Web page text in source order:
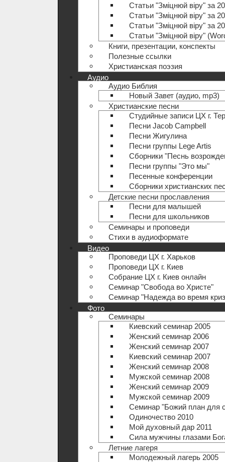
Статьи "Зміцнюй віру" за
Статьи "Зміцнюй віру" за
Статьи "Зміцнюй віру" за
Статьи "Зміцнюй віру"
Книги, презентации, конспекты
Полезные ccылки
Христианская поэзия
Аудио
Аудио Библия
Новый Завет (аудио, mp3)
Христианские песни
Студийные записи ЦХ г.
Песни Jacob Campbell
Песни Жигулина
Песни группы Lege Artis
Сборники "Песнь
Песни группы "Это мы"
Песенные конференции
Сборники христианских
Детские песни прославления
Песни для малышей
Песни для школьников
Семинары и проповеди
Стихи в аудиоформате
Видео
Проповеди ЦХ г. Харьков
Проповеди ЦХ г. Киев
Собрание ЦХ г. Киев онлайн
Семинар "Свобода во Христе"
Семинар "Надежда во время
Фото
Семинары
Киевский семинар 2005
Женский семинар 2006
Женский семинар 2007
Киевский семинар 2007
Женский семинар 2008
Мужской семинар 2008
Женский семинар 2009
Мужской семинар 2009
Семинар "Божий план для
Одиночество 2010
Мой духовный дар 2011
Сила мужчины глазами
Летние лагеря
Молодежный лагерь 2005